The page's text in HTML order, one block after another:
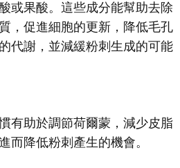
或果酸。這些成分能幫助去除
，促進細胞的更新，降低毛孔
代謝，並減緩粉刺生成的可能
有助於調節荷爾蒙，減少皮脂
而降低粉刺產生的機會。